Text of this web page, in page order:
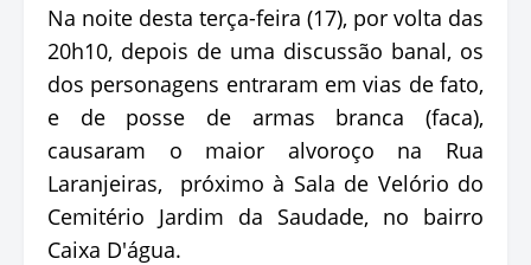
Na noite desta terça-feira (17), por volta das
20h10, depois de uma discussão banal, os
dos personagens entraram em vias de fato,
e de posse de armas branca (faca),
causaram o maior alvoroço na Rua
Laranjeiras, próximo à Sala de Velório do
Cemitério Jardim da Saudade, no bairro
Caixa D'água.